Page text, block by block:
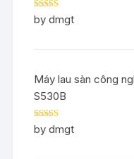
Rated5out
of 5
by dmgt
Máy lau sàn công
S530B
Rated5out
of 5
by dmgt